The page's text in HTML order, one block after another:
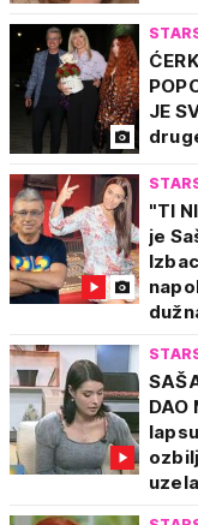
JE
"TI
je
DAO